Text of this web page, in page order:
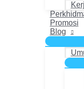
Promosi
Blog